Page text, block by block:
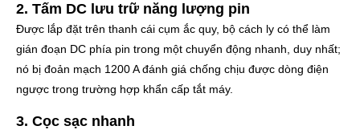
2. Tấm DC lưu trữ năng lượng pin
Được lắp đặt trên thanh cái cụm ắc quy, bộ cách ly có thể làm
gián đoạn DC phía pin trong một chuyển động nhanh, duy nhất;
nó bị đoản mạch 1200 A đánh giá chống chịu được dòng điện
ngược trong trường hợp khẩn cấp tắt máy.
3. Cọc sạc nhanh